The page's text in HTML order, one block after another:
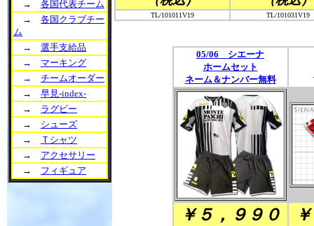
→ 各国代表チーム
→ 各国クラブチー
ム
→ 選手支給品
→ マーキング
→ チームオーダー
→ 早見-index-
→ ラグビー
→ シューズ
→
Ｔシャツ
→ アクセサリー
→ フィギュア
TL/101011V19 TL/101031V19
05/06 シエーナ
ホームセット
ネーム＆ナンバー無料
￥５，９９０